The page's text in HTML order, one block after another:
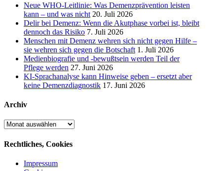
Neue WHO-Leitlinie: Was Demenzprävention leisten
kann – und was nicht 20. Juli 2026
Delir bei Demenz: Wenn die Akutphase vorbei ist, bleibt
dennoch das Risiko 7. Juli 2026
Menschen mit Demenz wehren sich nicht gegen Hilfe –
sie wehren sich gegen die Botschaft 1. Juli 2026
Medienbiografie und -bewußtsein werden Teil der
Pflege werden 27. Juni 2026
KI-Sprachanalyse kann Hinweise geben – ersetzt aber
keine Demenzdiagnostik 17. Juni 2026
Archiv
Archiv
Rechtliches, Cookies
Impressum